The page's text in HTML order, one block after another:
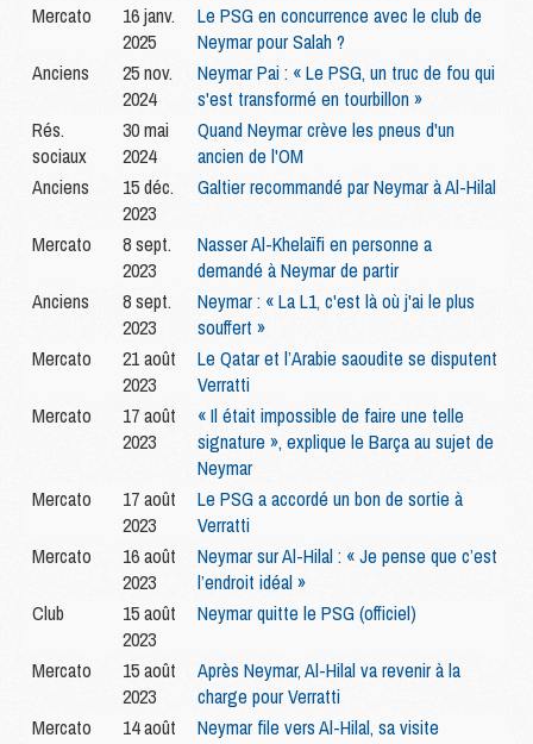
Mercato
16 janv.
2025
Le PSG en concurrence avec le club de
Neymar pour Salah ?
Anciens
25 nov.
2024
Neymar Pai : « Le PSG, un truc de fou qui
s'est transformé en tourbillon »
Rés.
sociaux
30 mai
2024
Quand Neymar crève les pneus d'un
ancien de l'OM
Anciens
15 déc.
2023
Galtier recommandé par Neymar à Al-Hilal
Mercato
8 sept.
2023
Nasser Al-Khelaïfi en personne a
demandé à Neymar de partir
Anciens
8 sept.
2023
Neymar : « La L1, c'est là où j'ai le plus
souffert »
Mercato
21 août
2023
Le Qatar et l’Arabie saoudite se disputent
Verratti
Mercato
17 août
2023
« Il était impossible de faire une telle
signature », explique le Barça au sujet de
Neymar
Mercato
17 août
2023
Le PSG a accordé un bon de sortie à
Verratti
Mercato
16 août
2023
Neymar sur Al-Hilal : « Je pense que c’est
l’endroit idéal »
Club
15 août
2023
Neymar quitte le PSG (officiel)
Mercato
15 août
2023
Après Neymar, Al-Hilal va revenir à la
charge pour Verratti
Mercato
14 août
Neymar file vers Al-Hilal, sa visite